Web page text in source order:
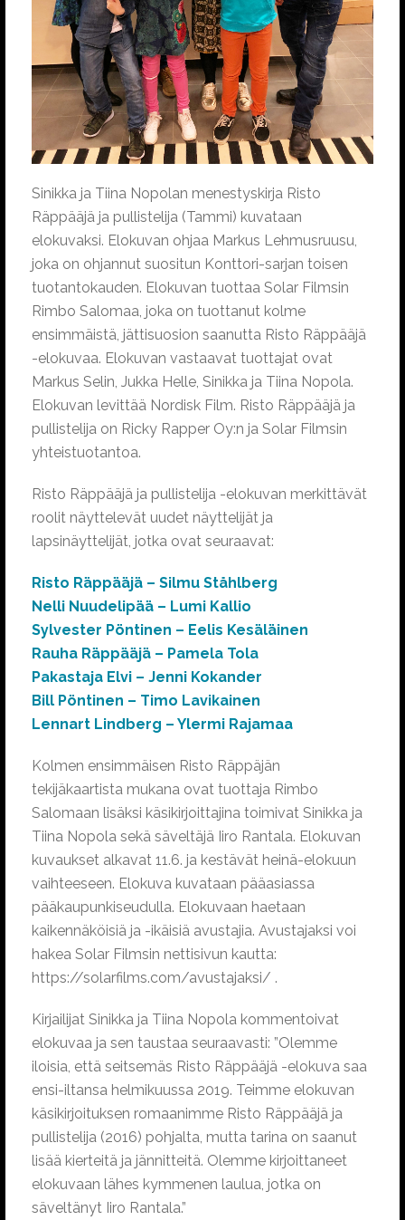
Sinikka ja Tiina Nopolan menestyskirja Risto
Räppääjä ja pullistelija (Tammi) kuvataan
elokuvaksi. Elokuvan ohjaa Markus Lehmusruusu,
joka on ohjannut suositun Konttori-sarjan toisen
tuotantokauden. Elokuvan tuottaa Solar Filmsin
Rimbo Salomaa, joka on tuottanut kolme
ensimmäistä, jättisuosion saanutta Risto Räppääjä
-elokuvaa. Elokuvan vastaavat tuottajat ovat
Markus Selin, Jukka Helle, Sinikka ja Tiina Nopola.
Elokuvan levittää Nordisk Film. Risto Räppääjä ja
pullistelija on Ricky Rapper Oy:n ja Solar Filmsin
yhteistuotantoa.
Risto Räppääjä ja pullistelija -elokuvan merkittävät
roolit näyttelevät uudet näyttelijät ja
lapsinäyttelijät, jotka ovat seuraavat:
Risto Räppääjä – Silmu Ståhlberg
Nelli Nuudelipää – Lumi Kallio
Sylvester Pöntinen – Eelis Kesäläinen
Rauha Räppääjä – Pamela Tola
Pakastaja Elvi – Jenni Kokander
Bill Pöntinen – Timo Lavikainen
Lennart Lindberg – Ylermi Rajamaa
Kolmen ensimmäisen Risto Räppäjän
tekijäkaartista mukana ovat tuottaja Rimbo
Salomaan lisäksi käsikirjoittajina toimivat Sinikka ja
Tiina Nopola sekä säveltäjä Iiro Rantala. Elokuvan
kuvaukset alkavat 11.6. ja kestävät heinä-elokuun
vaihteeseen. Elokuva kuvataan pääasiassa
pääkaupunkiseudulla. Elokuvaan haetaan
kaikennäköisiä ja -ikäisiä avustajia. Avustajaksi voi
hakea Solar Filmsin nettisivun kautta:
https://solarfilms.com/avustajaksi/ .
Kirjailijat Sinikka ja Tiina Nopola kommentoivat
elokuvaa ja sen taustaa seuraavasti: ”Olemme
iloisia, että seitsemäs Risto Räppääjä -elokuva saa
ensi-iltansa helmikuussa 2019. Teimme elokuvan
käsikirjoituksen romaanimme Risto Räppääjä ja
pullistelija (2016) pohjalta, mutta tarina on saanut
lisää kierteitä ja jännitteitä. Olemme kirjoittaneet
elokuvaan lähes kymmenen laulua, jotka on
säveltänyt Iiro Rantala.”